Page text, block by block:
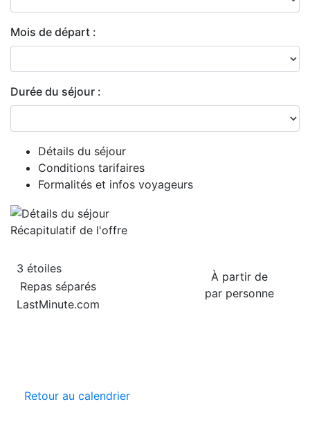
Mois de départ :
Durée du séjour :
Détails du séjour
Conditions tarifaires
Formalités et infos voyageurs
Récapitulatif de l'offre
À partir de
par personne
3 étoiles
Repas séparés
LastMinute.com
Retour au calendrier